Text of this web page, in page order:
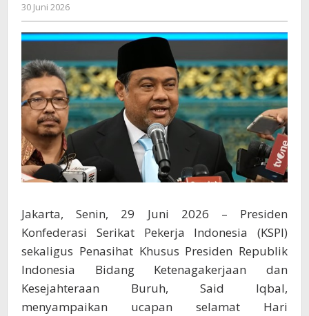
Selamat
Hari
Bhayangkara
ke-
80
30 Juni 2026
BangAdmin
Jakarta, Senin, 29 Juni 2026 – Presiden
Konfederasi Serikat Pekerja Indonesia (KSPI)
sekaligus Penasihat Khusus Presiden Republik
Indonesia Bidang Ketenagakerjaan dan
Kesejahteraan Buruh, Said Iqbal,
menyampaikan ucapan selamat Hari